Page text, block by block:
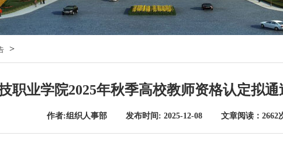
>
职业学院2025年秋季高校教师资格认定拟
作者:组织人事部 发布时间: 2025-12-08 文章阅读：2662